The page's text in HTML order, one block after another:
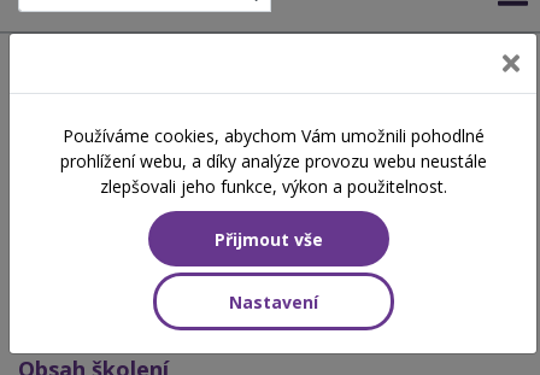
šablony
Výuka podle učebních stylů
Hodinová dotace
8 vyučovacích hodin
Obsah školení
Používáme cookies, abychom Vám umožnili pohodlné
prohlížení webu, a díky analýze provozu webu neustále
zlepšovali jeho funkce, výkon a použitelnost.
Přijmout vše
Nastavení